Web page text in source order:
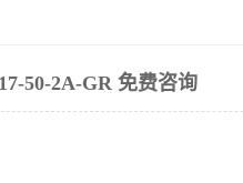
50-2A-GR 免费咨询